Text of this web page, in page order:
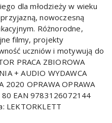
dla młodzieży w wieku
nowoczesną
Różnorodne,
filmy, projekty
uczniów i motywują do
PRACA ZBIOROWA
+ AUDIO WYDAWCA
2020 OPRAWA OPRAWA
80 EAN 9783126072144
LEKTORKLETT